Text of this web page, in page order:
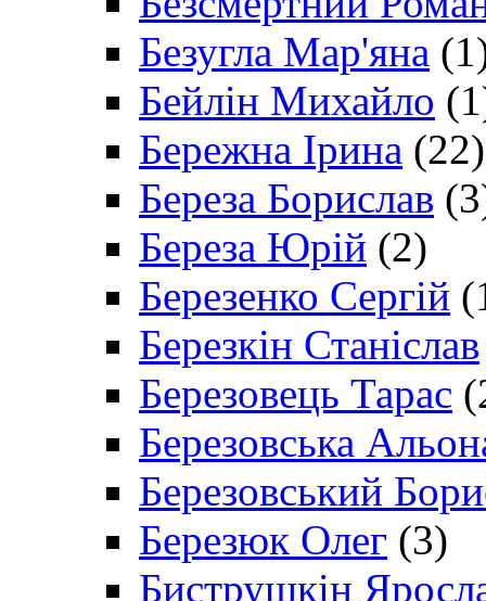
Безугла Мар'яна
Бейлін Михайло
Бережна Ірина (22)
Береза Борислав
Береза Юрій (2)
Березенко Сергій
Березкін Станіслав
Березовець Тарас
Березовська
Березовський
Березюк Олег (3)
Биструшкін